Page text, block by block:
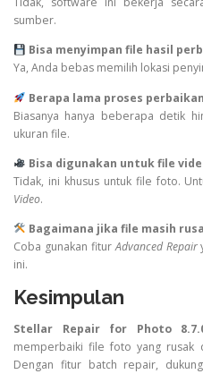
sumber.
Bisa menyimpan file hasil
Ya, Anda bebas memilih lokasi
Berapa lama proses
Biasanya hanya beberapa detik
ukuran file.
Bisa digunakan untuk file
Tidak, ini khusus untuk file foto.
Video.
Bagaimana jika file masih
Coba gunakan fiturAdvanced Repair
ini.
Kesimpulan
Stellar Repair for Photo
memperbaiki file foto yang rusak
Dengan fitur batch repair,